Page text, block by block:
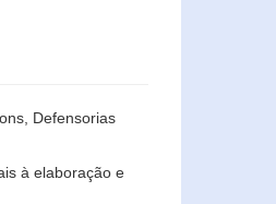
Defensorias
à elaboração e